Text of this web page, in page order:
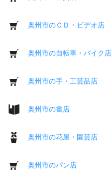
奥州市のＣＤ・ビデオ店
奥州市の自転車・バイク店
奥州市の手・工芸品店
奥州市の書店
奥州市の花屋・園芸店
奥州市のパン店